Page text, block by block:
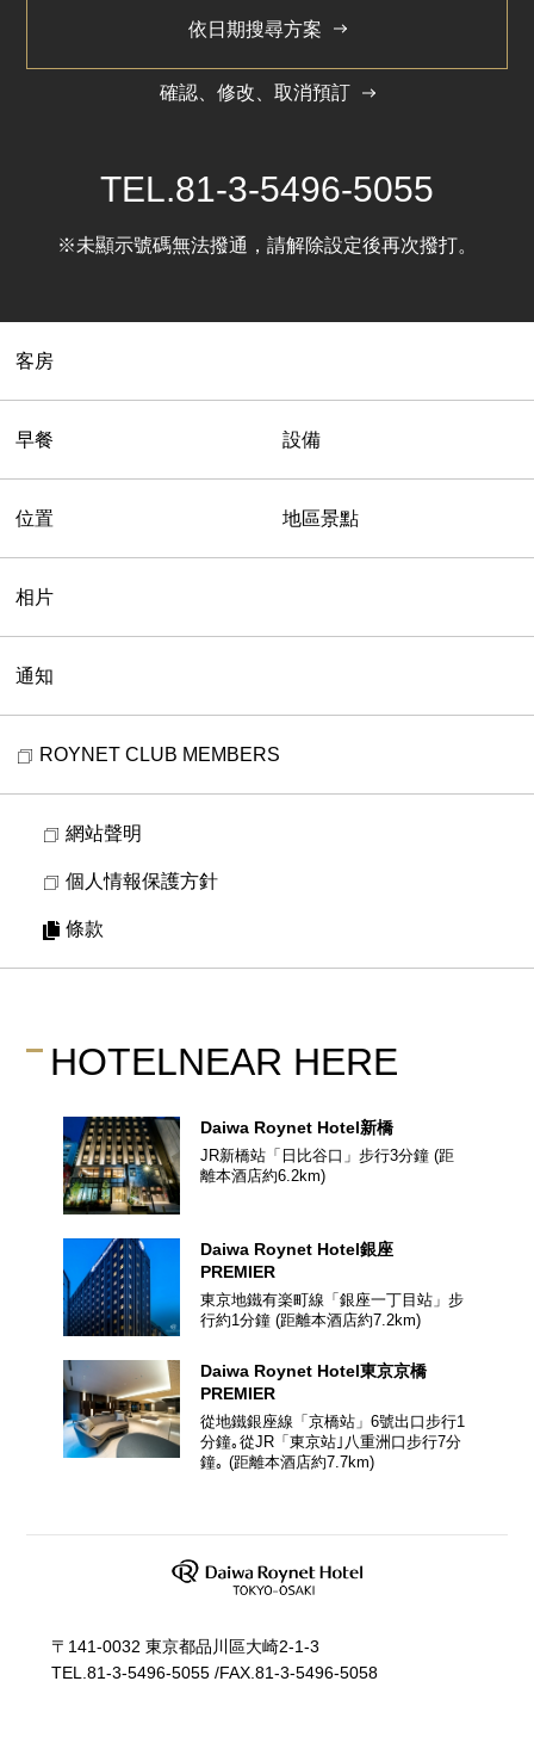
依日期搜尋方案
確認、修改、取消預訂
TEL.81-3-5496-5055
※未顯示號碼無法撥通，請解除設定後再次撥打。
客房
早餐 設備
位置 地區景點
相片
通知
ROYNET CLUB MEMBERS
網站聲明
個人情報保護方針
條款
HOTELNEAR HERE
Daiwa Roynet Hotel新橋
JR新橋站「日比谷口」步行3分鐘 (距
離本酒店約6.2km)
Daiwa Roynet Hotel銀座
PREMIER
東京地鐵有楽町線「銀座一丁目站」步
行約1分鐘 (距離本酒店約7.2km)
Daiwa Roynet Hotel東京京橋
PREMIER
從地鐵銀座線「京橋站」6號出口步行1
分鐘｡從JR「東京站｣八重洲口步行7分
鐘｡ (距離本酒店約7.7km)
〒141-0032 東京都品川區大崎2-1-3
TEL.81-3-5496-5055 /FAX.81-3-5496-5058